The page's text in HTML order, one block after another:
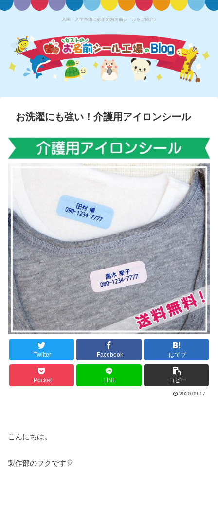
入園・入学準備に必須のお名前シールをご紹介♪
お洗濯にも強い！介護用アイロンシール
Twitter Facebook はてブ
Pocket LINE コピー
2020.09.17
こんにちは。
製作部のフクです🎈